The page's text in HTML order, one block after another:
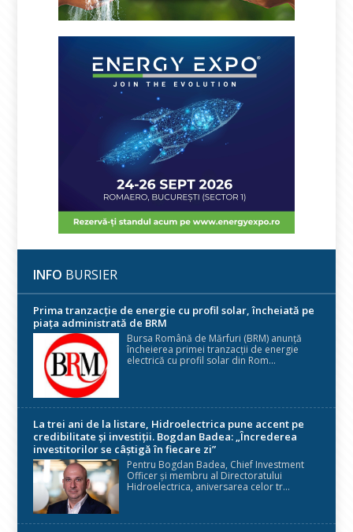
INFO BURSIER
Prima tranzacție de energie cu profil solar, încheiată pe
piața administrată de BRM
Bursa Română de Mărfuri (BRM) anunță
încheierea primei tranzacții de energie
electrică cu profil solar din Rom...
La trei ani de la listare, Hidroelectrica pune accent pe
credibilitate și investiții. Bogdan Badea: „Încrederea
investitorilor se câștigă în fiecare zi”
Pentru Bogdan Badea, Chief Investment
Officer și membru al Directoratului
Hidroelectrica, aniversarea celor tr...